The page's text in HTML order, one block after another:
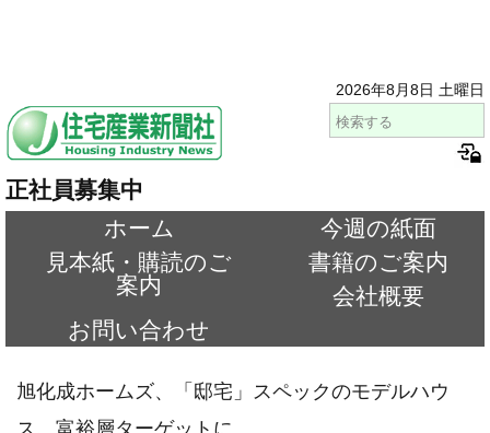
2026年8月8日 土曜日
正社員募集中
ホーム
今週の紙面
見本紙・購読のご
案内
書籍のご案内
会社概要
お問い合わせ
旭化成ホームズ、「邸宅」スペックのモデルハウ
ス、富裕層ターゲットに